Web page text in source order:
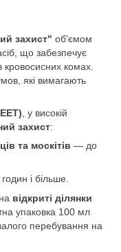
захист" об'ємом
що забезпечує
кровосисних комах.
які вимагають
, у високій
захист:
та москітів — до
і більше.
відкриті ділянки
упаковка 100 мл
перебування на